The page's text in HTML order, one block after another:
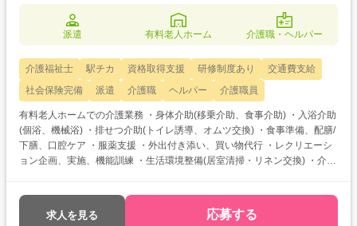
派遣 有料老人ホーム 介護職・ヘルパー
介護福祉士 駅チカ 資格取得支援 研修制度あり
交通費支給
社会保険完備
派遣 介護職 ヘルパー 介護職員
有料老人ホームでの介護業務 ・身体介助(移乗介助、食事介助) ・入浴介助
(個浴、機械浴) ・排せつ介助(トイレ誘導、オムツ交換) ・食事準備、配膳/
下膳、口腔ケア ・服薬支援 ・外出付き添い、買い物代行 ・レクリエーシ
ョン企画、実施、機能訓練 ・生活環境整備(居室清掃・リネン交換) ・介護
求人を見る 応募する